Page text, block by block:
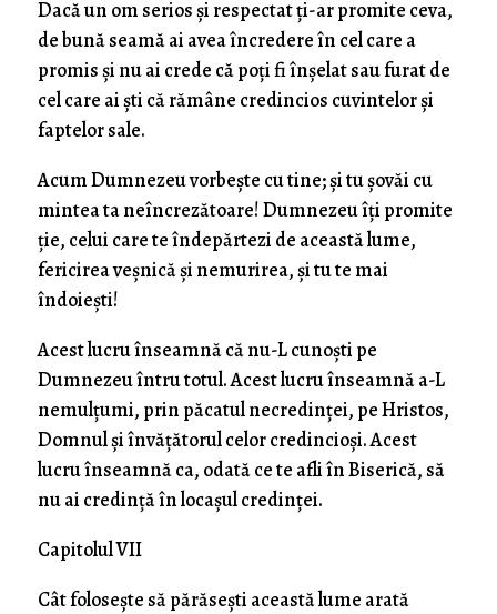
Dacă un om serios şi respectat ţi-ar promite ceva,
de bună seamă ai avea încredere în cel care a
promis şi nu ai crede că poţi fi înşelat sau furat de
cel care ai şti că rămâne credincios cuvintelor şi
faptelor sale.
Acum Dumnezeu vorbeşte cu tine; şi tu şovăi cu
mintea ta neîncrezătoare! Dumnezeu îţi promite
ţie, celui care te îndepărtezi de această lume,
fericirea veşnică şi nemurirea, şi tu te mai
îndoieşti!
Acest lucru înseamnă că nu-L cunoşti pe
Dumnezeu întru totul. Acest lucru înseamnă a-L
nemulţumi, prin păcatul necredinţei, pe Hristos,
Domnul şi învăţătorul celor credincioşi. Acest
lucru înseamnă ca, odată ce te afli în Biserică, să
nu ai credinţă în locaşul credinţei.
Capitolul VII
Cât foloseşte să părăseşti această lume arată